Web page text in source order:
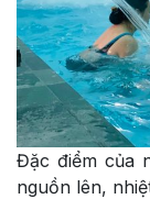
Đặc điểm của
nguồn lên,